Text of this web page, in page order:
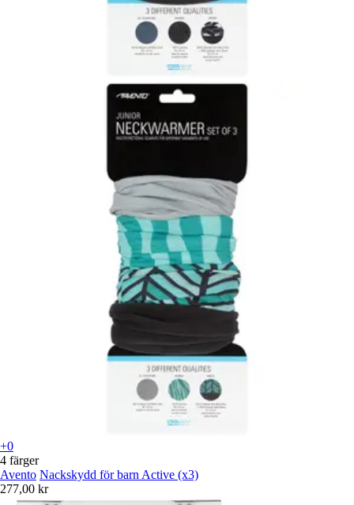
+0
4 färger
Avento Nackskydd för barn Active (x3)
277,00 kr